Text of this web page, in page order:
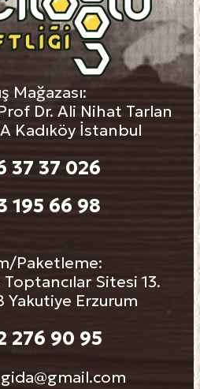
Mağazası:
Dr. Ali Nihat Tarlan
Kadıköy İstanbul
37 37 026
195 66 98
Paketleme:
Sitesi 13.
Yakutiye Erzurum
276 90 95